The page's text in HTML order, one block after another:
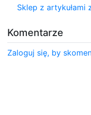
Sklep z artykułami
Komentarze
Zaloguj się, by